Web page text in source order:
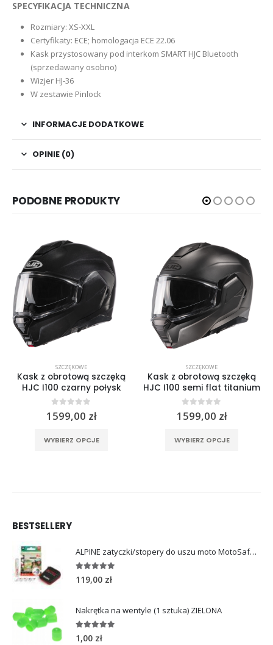
SPECYFIKACJA TECHNICZNA
Rozmiary: XS-XXL
Certyfikaty: ECE; homologacja ECE 22.06
Kask przystosowany pod interkom SMART HJC Bluetooth
(sprzedawany osobno)
Wizjer HJ-36
W zestawie Pinlock
INFORMACJE DODATKOWE
OPINIE (0)
PODOBNE PRODUKTY
SZCZĘKOWE
Kask z obrotową szczęką
HJC I100 czarny połysk
0out of 5
1599,00 zł
WYBIERZ OPCJE
SZCZĘKOWE
Kask z obrotową szczęką
HJC I100 semi flat titanium
0out of 5
1599,00 zł
WYBIERZ OPCJE
BESTSELLERY
ALPINE zatyczki/stopery do uszu moto MotoSafe Pro
4.96out of 5
119,00 zł
Nakrętka na wentyle (1 sztuka) ZIELONA
5.00 out of 5
1,00 zł